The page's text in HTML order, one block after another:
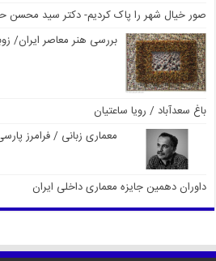
صور خیال شهر را پاک کردیم- دکتر سید محسن
بررسی هنر معاصر ایران/
باغ سعدآباد / رویا ساعتیان
معماری زبانی / فرامرز
داوران دهمین جایزه معماری داخلی ایران